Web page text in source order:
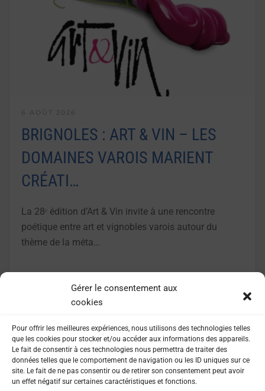
Gérer le consentement aux
cookies
Pour offrir les meilleures expériences, nous utilisons des technologies telles
que les cookies pour stocker et/ou accéder aux informations des appareils.
Le fait de consentir à ces technologies nous permettra de traiter des
données telles que le comportement de navigation ou les ID uniques sur ce
site. Le fait de ne pas consentir ou de retirer son consentement peut avoir
un effet négatif sur certaines caractéristiques et fonctions.
BRIGNOLES : ART & VIN – LES
DOMAINES VAROIS MARIENT
CRÉATI…
La 28ᵉ édition d’Art & Vin invite à une rencontre
poétique entre art et vignobles varois autour du
thème de la méta…
LIRE LA SUITE